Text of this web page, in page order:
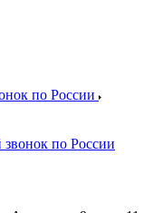
по России
по России